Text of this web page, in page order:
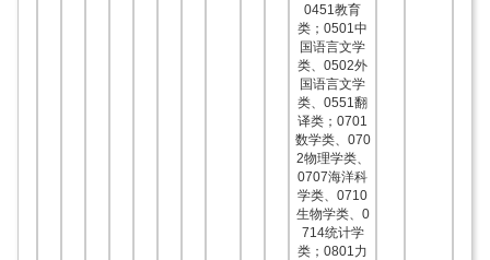
0451教育
类；0501中
国语言文学
类、0502外
国语言文学
类、0551翻
译类；0701
数学类、070
2物理学类、
0707海洋科
学类、0710
生物学类、0
714统计学
类；0801力